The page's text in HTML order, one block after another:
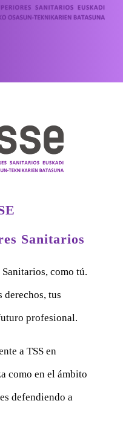
Sanitarios
como tú.
derechos, tus
profesional.
a TSS en
como en el ámbito
defendiendo a